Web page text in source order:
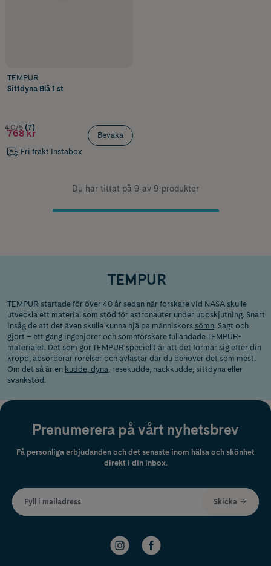
TEMPUR
Sittdyna Blå 1 st
4.0/5 (7)
768 kr
Fri frakt Instabox
Bevaka
Du har tittat på 9 av 9 produkter
TEMPUR
TEMPUR startade för över 40 år sedan när forskare vid NASA skulle
utveckla ett material som stöd för astronauter under uppskjutning. Snart
insåg de att det även skulle kunna hjälpa människors sömn. Sagt och
gjort – ett gäng ingenjörer och sömnforskare fulländade TEMPUR-
materialet. Det som gör TEMPUR speciellt är att det formar sig efter din
kropp, absorberar rörelser och avlastar där du behöver det som mest.
Om det så är en kudde, dyna , resekudde, nackkudde, sittdyna eller
svankstöd.
Prenumerera på vårt nyhetsbrev
Få personliga erbjudanden och det senaste inom hälsa och skönhet
direkt i din inbox.
Fyll i mailadress Skicka